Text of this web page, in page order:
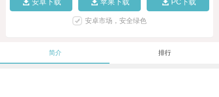
安卓下载 苹果下载 PC下载
安卓市场，安全绿色
简介 排行